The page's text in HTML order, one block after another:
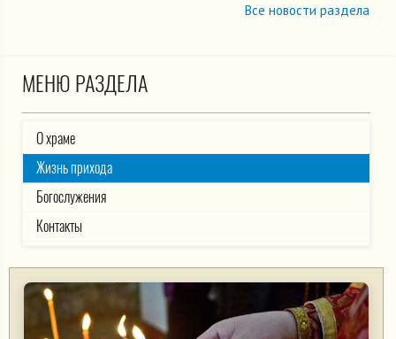
Все новости раздела
МЕНЮ РАЗДЕЛА
О храме
Жизнь прихода
Богослужения
Контакты